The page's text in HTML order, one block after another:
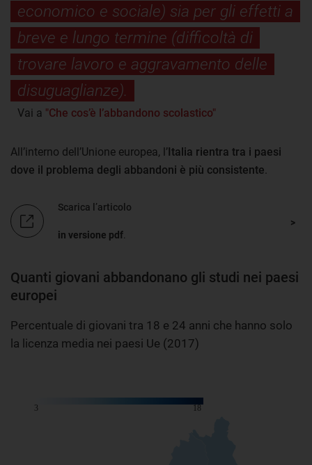
economico e sociale) sia per gli effetti a
breve e lungo termine (difficoltà di
trovare lavoro e aggravamento delle
disuguaglianze).
Vai a "Che cos’è l’abbandono scolastico"
All’interno dell’Unione europea, l’Italia rientra tra i paesi
dove il problema degli abbandoni è più consistente
Scarica l’articolo
in versione pdf
Quanti giovani abbandonano gli studi nei paesi
europei
Percentuale di giovani tra 18 e 24 anni che hanno solo
la licenza media nei paesi Ue (2017)